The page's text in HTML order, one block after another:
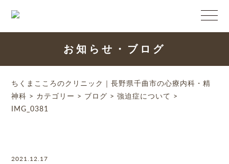
お知らせ・ブログ
ちくまこころのクリニック｜長野県千曲市の心療内科・精
神科 > カテゴリー > ブログ >強迫症について >
IMG_0381
2021.12.17